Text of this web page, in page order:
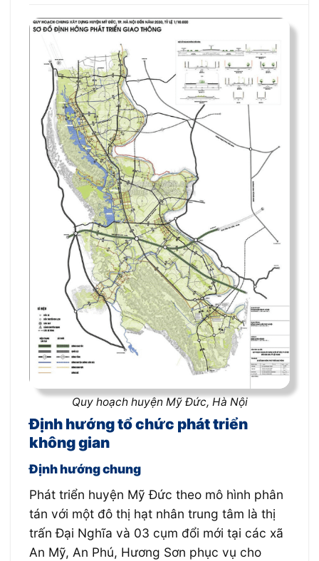
Quy hoạch huyện Mỹ Đức, Hà Nội
Định hướng tổ chức phát triển
không gian
Định hướng chung
Phát triển huyện Mỹ Đức theo mô hình phân
tán với một đô thị hạt nhân trung tâm là thị
trấn Đại Nghĩa và 03 cụm đổi mới tại các xã
An Mỹ, An Phú, Hương Sơn phục vụ cho